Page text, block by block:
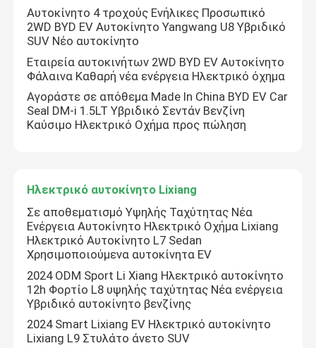
Αυτοκίνητο 4 τροχούς Ενήλικες Προσωπικό
2WD BYD EV Αυτοκίνητο Yangwang U8 Υβριδικό
SUV Νέο αυτοκίνητο
Εταιρεία αυτοκινήτων 2WD BYD EV Αυτοκίνητο
Φάλαινα Καθαρή νέα ενέργεια Ηλεκτρικό όχημα
Αγοράστε σε απόθεμα Made In China BYD EV Car
Seal DM-i 1.5LT Υβριδικό Σεντάν Βενζίνη
Καύσιμο Ηλεκτρικό Οχήμα προς πώληση
Ηλεκτρικό αυτοκίνητο Lixiang
Σε αποθεματισμό Υψηλής Ταχύτητας Νέα
Ενέργεια Αυτοκίνητο Ηλεκτρικό Οχήμα Lixiang
Ηλεκτρικό Αυτοκίνητο L7 Sedan
Χρησιμοποιούμενα αυτοκίνητα EV
2024 ODM Sport Li Xiang Ηλεκτρικό αυτοκίνητο
12h Φορτίο L8 υψηλής ταχύτητας Νέα ενέργεια
Υβριδικό αυτοκίνητο βενζίνης
2024 Smart Lixiang EV Ηλεκτρικό αυτοκίνητο
Lixiang L9 Στυλάτο άνετο SUV